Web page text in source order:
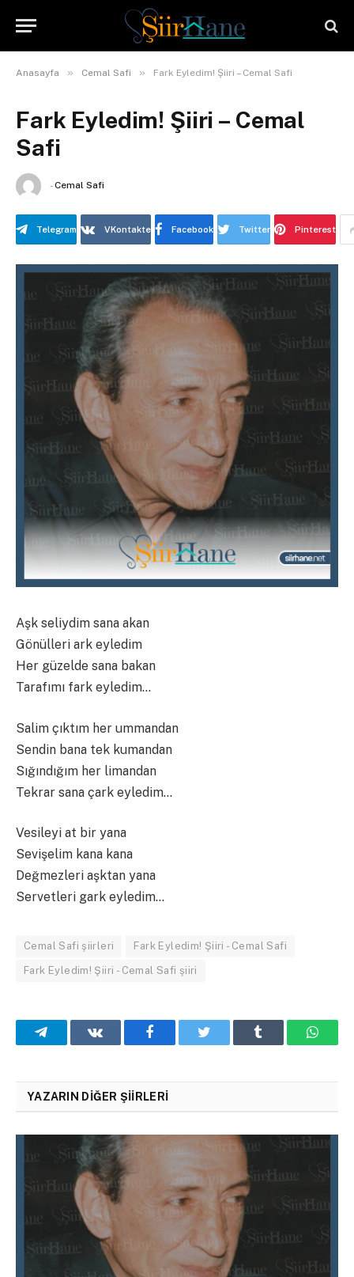
Anasayfa » Cemal Safi » Fark Eyledim! Şiiri – Cemal Safi
Fark Eyledim! Şiiri – Cemal
Safi
-Cemal Safi
Telegram VKontakte Facebook Twitter Pinterest
Aşk seliydim sana akan
Gönülleri ark eyledim
Her güzelde sana bakan
Tarafımı fark eyledim…
Salim çıktım her ummandan
Sendin bana tek kumandan
Sığındığım her limandan
Tekrar sana çark eyledim…
Vesileyi at bir yana
Sevişelim kana kana
Değmezleri aşktan yana
Servetleri gark eyledim…
Cemal Safi şiirleri Fark Eyledim! Şiiri - Cemal Safi
Fark Eyledim! Şiiri - Cemal Safi şiiri
TelegramVKontakteFacebookTwitter
YAZARIN DIĞER ŞIIRLERI